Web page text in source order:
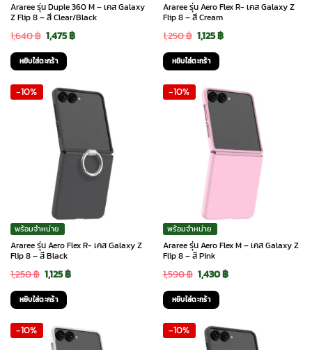
Araree รุ่น Duple 360 M – เคส Galaxy
Z Flip 8 – สี Clear/Black
1,640฿ Original
price
was:
1,640 ฿.
1,475฿Current
1,475 ฿.
หยิบใส่ตะกร้า
Araree รุ่น Aero Flex R- เคส Galaxy Z
Flip 8 – สี Cream
1,250฿ Original
price
was:
1,250 ฿.
1,125฿Current
1,125 ฿.
หยิบใส่ตะกร้า
-10%
พร้อมจำหน่าย
Araree รุ่น Aero Flex R- เคส Galaxy Z
Flip 8 – สี Black
1,250฿ Original
price
was:
1,250 ฿.
1,125฿Current
1,125 ฿.
หยิบใส่ตะกร้า
-10%
พร้อมจำหน่าย
Araree รุ่น Aero Flex M – เคส Galaxy Z
Flip 8 – สี Pink
1,590฿ Original
price
was:
1,590 ฿.
1,430฿Current
1,430 ฿.
หยิบใส่ตะกร้า
-10% -10%